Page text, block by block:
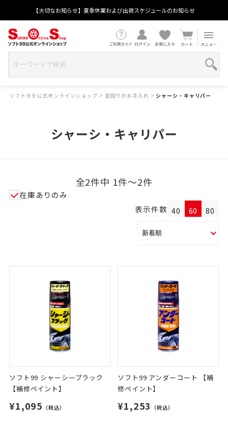
【大切なお知らせ】夏季休業および出荷スケジュールのお知らせ
ソフト９９公式オンラインショップ > 足回りのお手入れ > シャーシ・キャリパー
シャーシ・キャリパー
全2件中 1件～2件
在庫ありのみ
表示件数 40 60 80
ソフト99 シャーシーブラック
【補修ペイント】
¥1,095 （税込）
ソフト99 アンダーコート 【補
修ペイント】
¥1,253 （税込）